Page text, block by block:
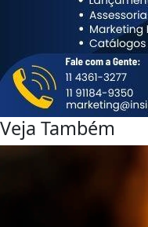
Veja Também